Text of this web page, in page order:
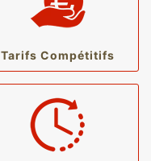
Tarifs Compétitifs